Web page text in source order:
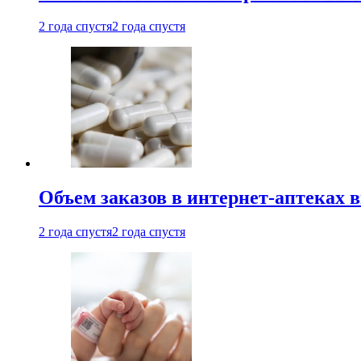
2 года спустя2 года спустя
Объем заказов в интернет-аптеках
2 года спустя2 года спустя